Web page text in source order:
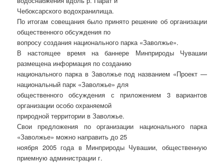
Чебоксарского водохранилища.
По итогам совещания было принято решение об организации
общественного обсуждения по
вопросу создания национального парка «Заволжье».
В настоящее время на баннере Минприроды Чувашии
размещена информация по созданию
национального парка в Заволжье под названием «Проект —
национальный парк «Заволжье» для
общественного обсуждения с приложением 3 вариантов
организации особо охраняемой
природной территории в Заволжье.
Свои предложения по организации национального парка
«Заволжье» можно направить до 25
ноября 2005 года в Минприроды Чувашии, общественную
приемную администрации г.